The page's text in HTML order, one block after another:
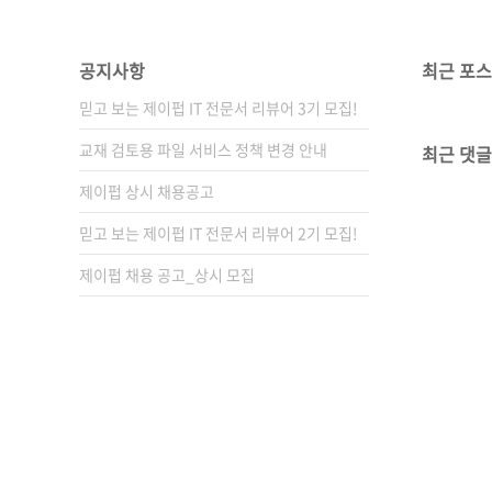
공지사항
믿고 보는 제이펍 IT 전문서 리뷰어 3기 모집!
교재 검토용 파일 서비스 정책 변경 안내
제이펍 상시 채용공고
믿고 보는 제이펍 IT 전문서 리뷰어 2기 모집!
제이펍 채용 공고_상시 모집
최근 포
최근 댓글